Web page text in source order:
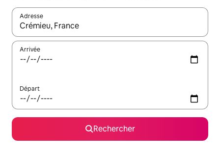
Adresse
Lorsque les résultats s'affichent, utilisez les flèches vers le
Arrivée
Départ
Rechercher